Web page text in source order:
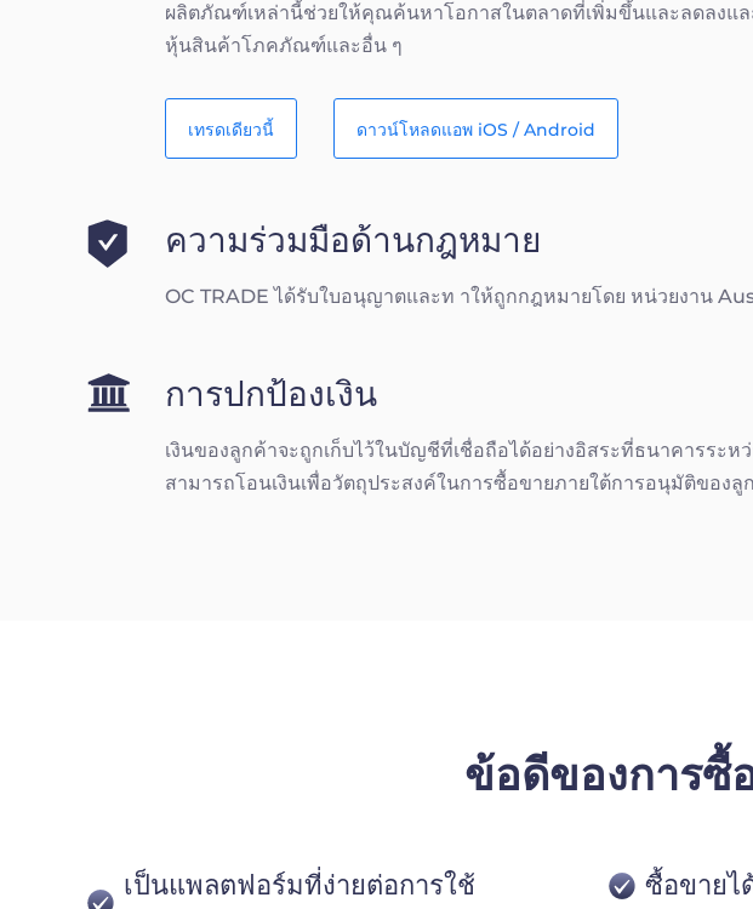
ผลิตภัณฑ์เหล่านี้ช่วยให้คุณค้นหาโอกาสในตลาดที่เพิ่มขึ้นและลดลงแ
หุ้นสินค้าโภคภัณฑ์และอื่น ๆ
เทรดเดียวนี้ ดาวน์โหลดแอพ iOS / Android
ความร่วมมือด้านกฎหมาย
OC TRADE ได้รับใบอนุญาตและท าให้ถูกกฎหมายโดย หน่วยงาน
การปกป้องเงิน
เงินของลูกค้าจะถูกเก็บไว้ในบัญชีที่เชื่อถือได้อย่างอิสระที่ธนาคารระ
สามารถโอนเงินเพื่อวัตถุประสงค์ในการซื้อขายภายใต้การอนุมัติขอ
ข้อดีของการซื้
เป็นแพลตฟอร์มที่ง่ายต่อการใช้
ซื้อขายไ